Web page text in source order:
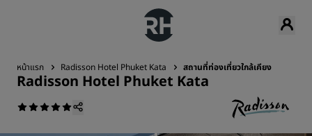
หน้าแรก Radisson Hotel Phuket Kata สถานที่ท่องเที่ยวใกล้เคียง
Radisson Hotel Phuket Kata